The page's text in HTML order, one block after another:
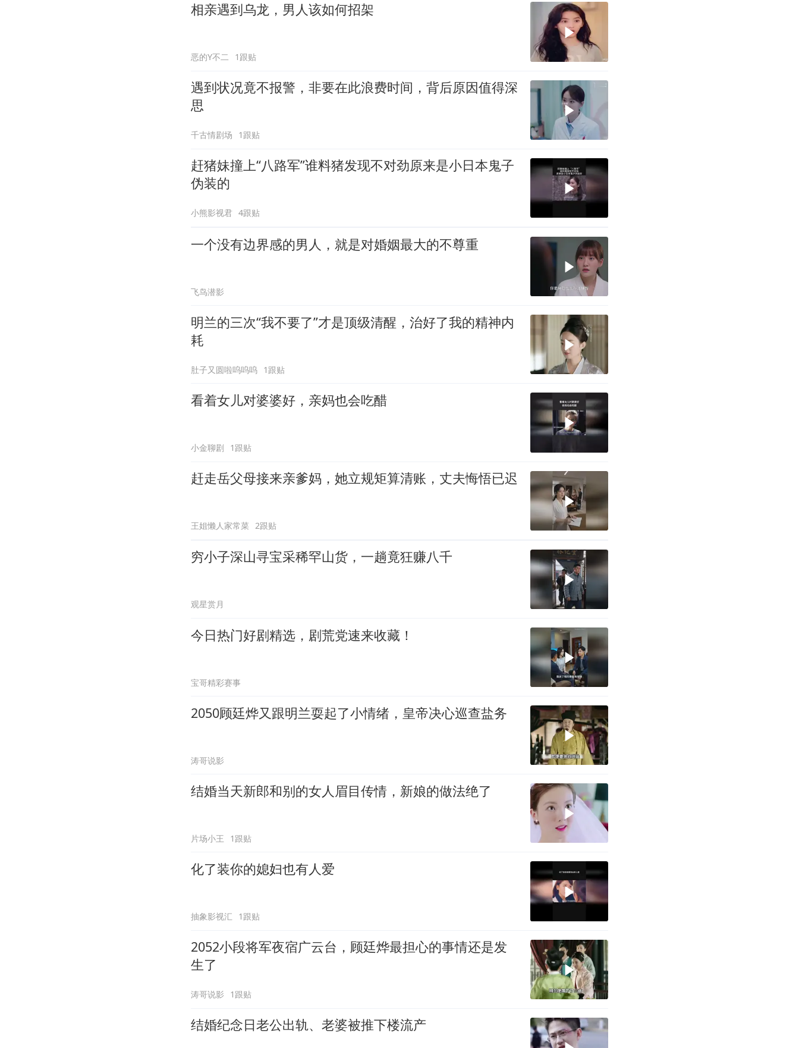
相亲遇到乌龙，男人该如何招架
恶的Y不二 1跟贴
遇到状况竟不报警，非要在此浪费时间，背后原因值得深
思
千古情剧场 1跟贴
赶猪妹撞上“八路军”谁料猪发现不对劲原来是小日本鬼子
伪装的
小熊影视君 4跟贴
一个没有边界感的男人，就是对婚姻最大的不尊重
飞鸟潜影
明兰的三次“我不要了”才是顶级清醒，治好了我的精神内
耗
肚子又圆啦呜呜呜 1跟贴
看着女儿对婆婆好，亲妈也会吃醋
小金聊剧 1跟贴
赶走岳父母接来亲爹妈，她立规矩算清账，丈夫悔悟已迟
王姐懒人家常菜 2跟贴
穷小子深山寻宝采稀罕山货，一趟竟狂赚八千
观星赏月
今日热门好剧精选，剧荒党速来收藏！
宝哥精彩赛事
2050顾廷烨又跟明兰耍起了小情绪，皇帝决心巡查盐务
涛哥说影
结婚当天新郎和别的女人眉目传情，新娘的做法绝了
片场小王 1跟贴
化了装你的媳妇也有人爱
抽象影视汇 1跟贴
2052小段将军夜宿广云台，顾廷烨最担心的事情还是发
生了
涛哥说影 1跟贴
结婚纪念日老公出轨、老婆被推下楼流产